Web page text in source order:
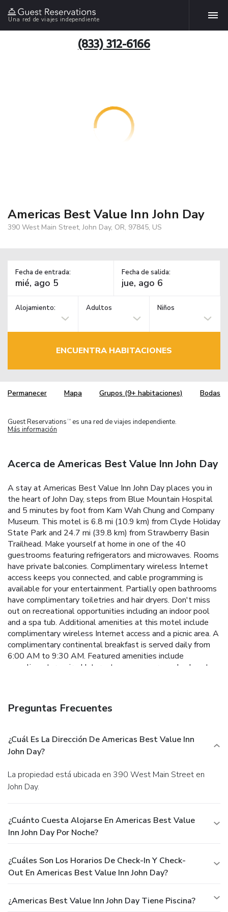
Una red de viajes independiente
(833) 312-6166
Americas Best Value Inn John Day
390 West Main Street, John Day, OR, 97845, US
Fecha de entrada: Fecha de salida:
Alojamiento: Adultos Niños
ENCUENTRA HABITACIONES
Permanecer Mapa Grupos (9+ habitaciones) Bodas
Guest Reservations TM
es una red de viajes independiente.
Más información
Acerca de Americas Best Value Inn John Day
A stay at Americas Best Value Inn John Day places you in
the heart of John Day, steps from Blue Mountain Hospital
and 5 minutes by foot from Kam Wah Chung and Company
Museum. This motel is 6.8 mi (10.9 km) from Clyde Holiday
State Park and 24.7 mi (39.8 km) from Strawberry Basin
Trailhead. Make yourself at home in one of the 40
guestrooms featuring refrigerators and microwaves. Rooms
have private balconies. Complimentary wireless Internet
access keeps you connected, and cable programming is
available for your entertainment. Partially open bathrooms
have complimentary toiletries and hair dryers. Don't miss
out on recreational opportunities including an indoor pool
and a spa tub. Additional amenities at this motel include
complimentary wireless Internet access and a picnic area. A
complimentary continental breakfast is served daily from
6:00 AM to 9:30 AM. Featured amenities include
complimentary wired Internet access, express check-out,
Preguntas Frecuentes
¿Cuál Es La Dirección De Americas Best Value Inn
John Day?
La propiedad está ubicada en 390 West Main Street en
John Day.
¿Cuánto Cuesta Alojarse En Americas Best Value
Inn John Day Por Noche?
¿Cuáles Son Los Horarios De Check-In Y Check-
Out En Americas Best Value Inn John Day?
¿Americas Best Value Inn John Day Tiene Piscina?